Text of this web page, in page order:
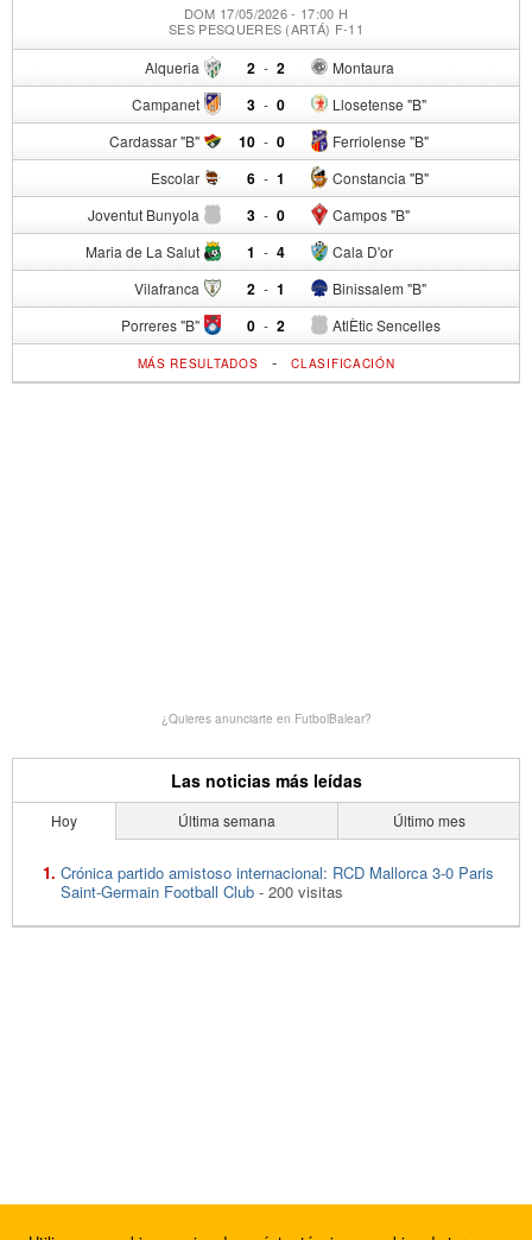
DOM 17/05/2026 - 17:00 H
SES PESQUERES (ARTÁ) F-11
Alqueria 2 - Montaura
2
Campanet 3 - Llosetense "B"
0
Cardassar "B" 10 - Ferriolense "B"
0
Escolar 6 - Constancia "B"
1
Joventut Bunyola 3 - Campos "B"
0
Maria de La Salut 1 - Cala D'or
4
Vilafranca 2 - Binissalem "B"
1
Porreres "B" 0 - AtlÈtic Sencelles
2
MÁS RESULTADOS -CLASIFICACIÓN
¿Quieres anunciarte en FutbolBalear?
Las noticias más leídas
Hoy Última semana Último mes
Crónica partido amistoso internacional: RCD Mallorca 3-0 Paris
Saint-Germain Football Club - 200 visitas